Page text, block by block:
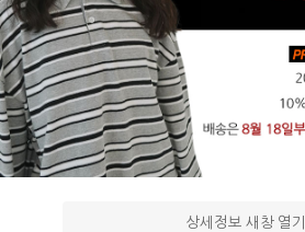
상세정보 새창 열기